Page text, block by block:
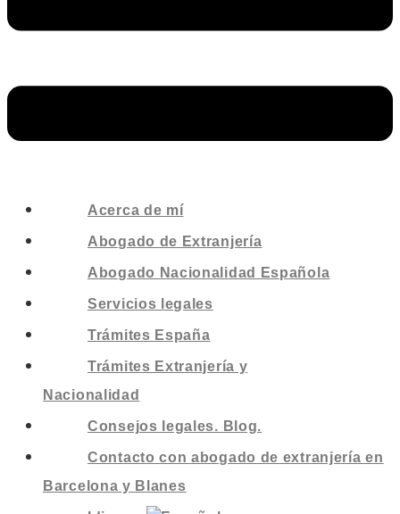
Acerca de mí
Abogado de Extranjería
Abogado Nacionalidad Española
Servicios legales
Trámites España
Trámites Extranjería y
Nacionalidad
Consejos legales. Blog.
Contacto con abogado de extranjería en
Barcelona y Blanes